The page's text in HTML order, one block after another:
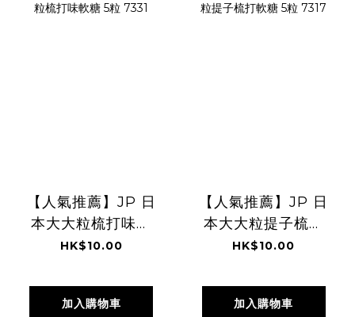
【人氣推薦】JP 日
本大大粒梳打味軟
糖 5粒 7331
HK$10.00
加入購物車
【人氣推薦】JP 日
本大大粒提子梳打
軟糖 5粒 7317
HK$10.00
加入購物車